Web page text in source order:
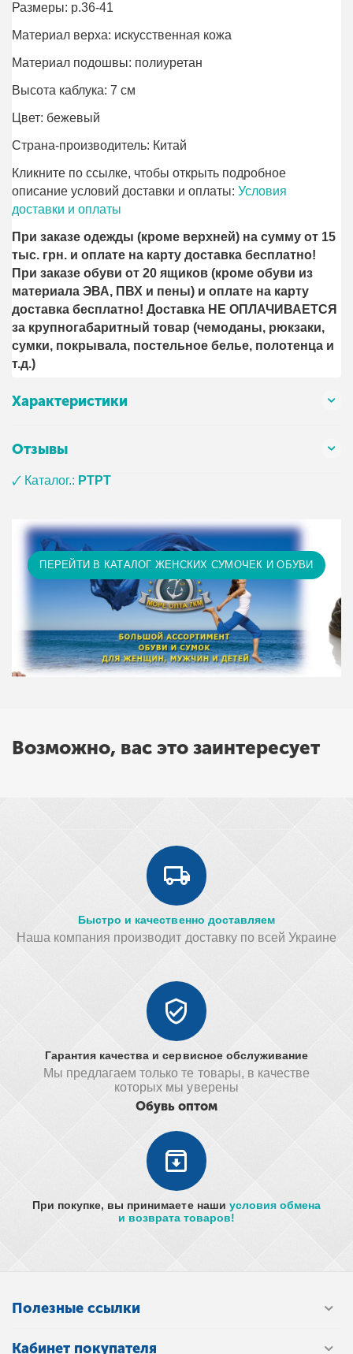
Размеры: р.36-41
Материал верха: искусственная кожа
Материал подошвы: полиуретан
Высота каблука: 7 см
Цвет: бежевый
Страна-производитель: Китай
Кликните по ссылке, чтобы открыть подробное
описание условий доставки и оплаты:Условия
доставки и оплаты
При заказе одежды (кроме верхней) на сумму от 15
тыс. грн. и оплате на карту доставка бесплатно!
При заказе обуви от 20 ящиков (кроме обуви из
материала ЭВА, ПВХ и пены) и оплате на карту
доставка бесплатно! Доставка НЕ ОПЛАЧИВАЕТСЯ
за крупногабаритный товар (чемоданы, рюкзаки,
сумки, покрывала, постельное белье, полотенца и
т.д.)
Характеристики
Отзывы
🗸 Каталог.: PTPT
ПЕРЕЙТИ В КАТАЛОГ ЖЕНСКИХ СУМОЧЕК И ОБУВИ
Возможно, вас это заинтересует
Быстро и качественно доставляем
Наша компания производит доставку по всей Украине
Гарантия качества и сервисное обслуживание
Мы предлагаем только те товары, в качестве
которых мы уверены
Обувь оптом
При покупке, вы принимаете наши условия обмена
и возврата товаров!
Полезные ссылки
Кабинет покупателя